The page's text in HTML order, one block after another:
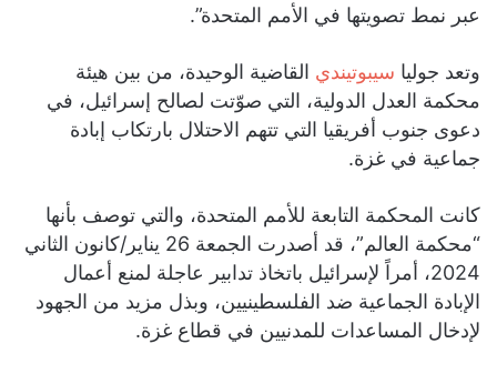
عبر نمط تصويتها في الأمم المتحدة”.
وتعد جوليا سيبوتيندي القاضية الوحيدة، من بين هيئة
محكمة العدل الدولية، التي صوّتت لصالح إسرائيل، في
دعوى جنوب أفريقيا التي تتهم الاحتلال بارتكاب إبادة
جماعية في غزة.
كانت المحكمة التابعة للأمم المتحدة، والتي توصف بأنها
“محكمة العالم”، قد أصدرت الجمعة 26 يناير/كانون الثاني
2024، أمراً لإسرائيل باتخاذ تدابير عاجلة لمنع أعمال
الإبادة الجماعية ضد الفلسطينيين، وبذل مزيد من الجهود
لإدخال المساعدات للمدنيين في قطاع غزة.